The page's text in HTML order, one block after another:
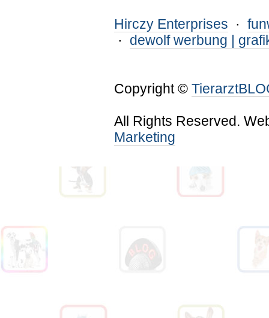
Hirczy Enterprises ·
· dewolf werbung |
Copyright ©
All Rights Reserved.
Marketing